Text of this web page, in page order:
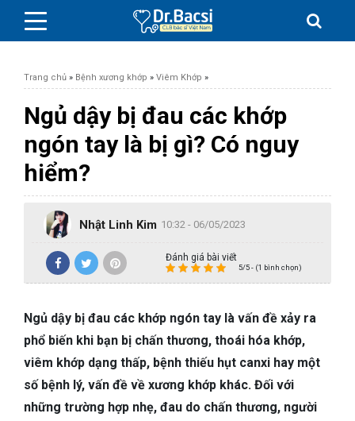
BỆNH DA LIỄU
BỆNH PHỤ KHOA
BỆNH XƯƠNG KHỚP
SỨC KHỎE GIỚI TÍNH
TAI – MŨI – HỌNG
TIÊU HÓA
DA LIỄU THẨM MỸ
Trang chủ » Bệnh xương khớp » Viêm Khớp »
Ngủ dậy bị đau các khớp
ngón tay là bị gì? Có nguy
hiểm?
Nhật Linh Kim 10:32 - 06/05/2023
Đánh giá bài viết
5/5 - (1 bình chọn)
Ngủ dậy bị đau các khớp ngón tay là vấn đề xảy ra
phổ biến khi bạn bị chấn thương, thoái hóa khớp,
viêm khớp dạng thấp, bệnh thiếu hụt canxi hay một
số bệnh lý, vấn đề về xương khớp khác. Đối với
những trường hợp nhẹ, đau do chấn thương, người